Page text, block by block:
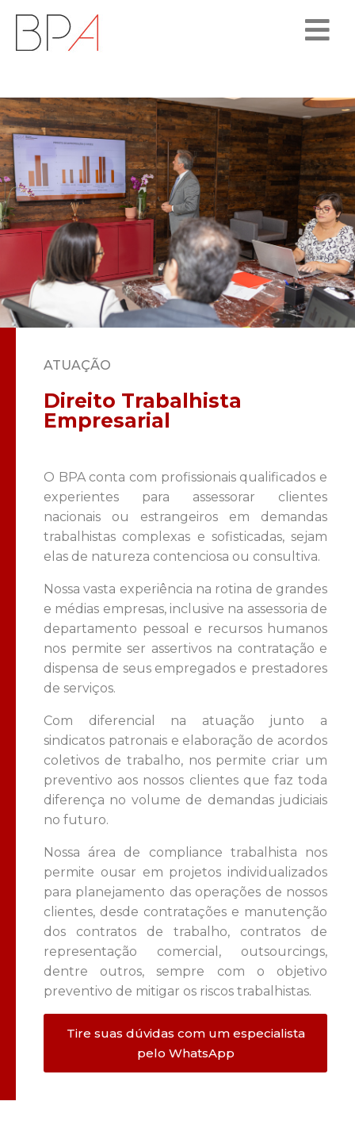
ATUAÇÃO
Direito Trabalhista
Empresarial
O BPA conta com profissionais qualificados e
experientes para assessorar clientes
nacionais ou estrangeiros em demandas
trabalhistas complexas e sofisticadas, sejam
elas de natureza contenciosa ou consultiva.
Nossa vasta experiência na rotina de grandes
e médias empresas, inclusive na assessoria de
departamento pessoal e recursos humanos
nos permite ser assertivos na contratação e
dispensa de seus empregados e prestadores
de serviços.
Com diferencial na atuação junto a
sindicatos patronais e elaboração de acordos
coletivos de trabalho, nos permite criar um
preventivo aos nossos clientes que faz toda
diferença no volume de demandas judiciais
no futuro.
Nossa área de compliance trabalhista nos
permite ousar em projetos individualizados
para planejamento das operações de nossos
clientes, desde contratações e manutenção
dos contratos de trabalho, contratos de
representação comercial, outsourcings,
dentre outros, sempre com o objetivo
preventivo de mitigar os riscos trabalhistas.
Tire suas dúvidas com um especialista
pelo WhatsApp